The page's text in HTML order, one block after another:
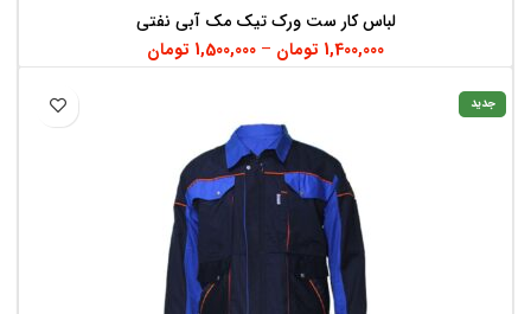
لباس کار ست ورک تیک مک آبی نفتی
1,400,000 تومان –
1,500,000 تومان
جدید